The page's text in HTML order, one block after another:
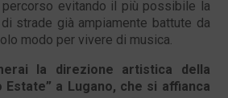
percorso evitando il più possibile la
strade già ampiamente battute da
modo per vivere di musica.
la direzione artistica della
Estate” a Lugano, che si affianca